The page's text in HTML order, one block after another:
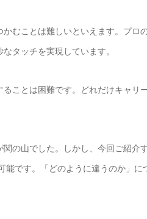
むことは難しいといえます。プロ
タッチを実現しています。
ことは困難です。どれだけキャリ
の山でした。しかし、今回ご紹介
能です。「どのように違うのか」に